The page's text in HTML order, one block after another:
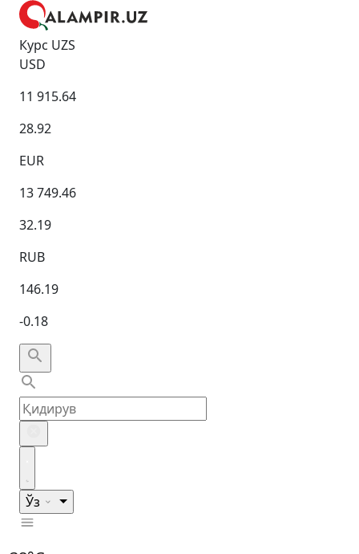
Курс UZS
USD
11 915.64
28.92
EUR
13 749.46
32.19
RUB
146.19
-0.18
Ўз